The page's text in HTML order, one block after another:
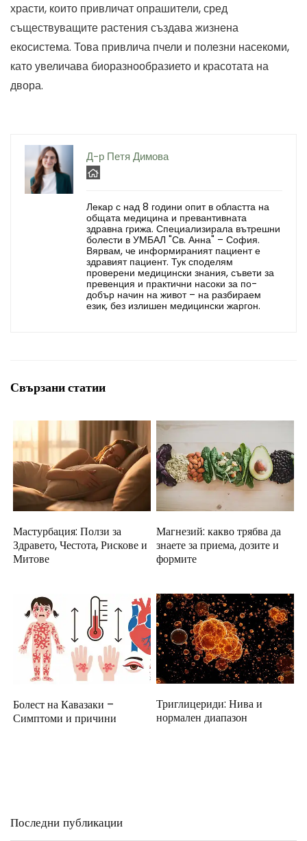
храсти, които привличат опрашители, сред
съществуващите растения създава жизнена
екосистема. Това привлича пчели и полезни насекоми,
като увеличава биоразнообразието и красотата на
двора.
Д-р Петя Димова
Лекар с над 8 години опит в областта на
общата медицина и превантивната
здравна грижа. Специализирала вътрешни
болести в УМБАЛ "Св. Анна" – София.
Вярвам, че информираният пациент е
здравият пациент. Тук споделям
проверени медицински знания, съвети за
превенция и практични насоки за по-
добър начин на живот – на разбираем
език, без излишен медицински жаргон.
Свързани статии
Мастурбация: Ползи за
Здравето, Честота, Рискове и
Митове
Магнезий: какво трябва да
знаете за приема, дозите и
формите
Болест на Кавазаки –
Симптоми и причини
Триглицериди: Нива и
нормален диапазон
Последни публикации